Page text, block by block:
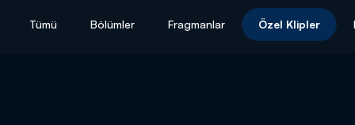
Tümü Bölümler Fragmanlar Özel Klipler